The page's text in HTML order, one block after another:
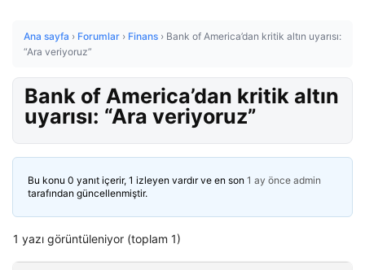
Ana sayfa › Forumlar › Finans › Bank of America’dan kritik altın uyarısı:
“Ara veriyoruz”
Bank of America’dan kritik altın
uyarısı: “Ara veriyoruz”
Bu konu 0 yanıt içerir, 1 izleyen vardır ve en son 1 ay önce admin
tarafından güncellenmiştir.
1 yazı görüntüleniyor (toplam 1)